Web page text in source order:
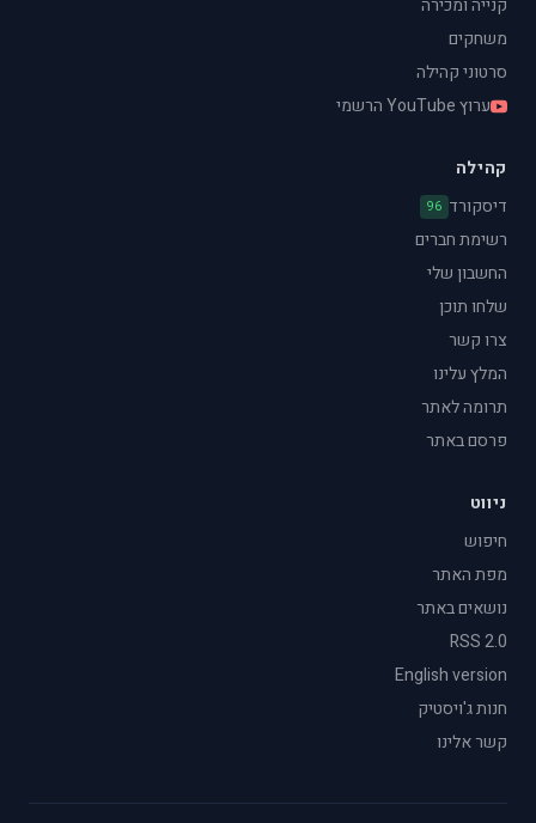
קנייה ומכירה
משחקים
סרטוני קהילה
ערוץ YouTube הרשמי
קהילה
דיסקורד 96
רשימת חברים
החשבון שלי
שלחו תוכן
צרו קשר
המלץ עלינו
תרומה לאתר
פרסם באתר
ניווט
חיפוש
מפת האתר
נושאים באתר
RSS 2.0
English version
חנות ג'ויסטיק
קשר אלינו